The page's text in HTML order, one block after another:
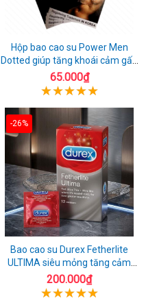
Hộp bao cao su Power Men
Dotted giúp tăng khoái cảm gấp
đôi
65.000₫
-26%
Bao cao su Durex Fetherlite
ULTIMA siêu mỏng tăng cảm
giác
200.000₫